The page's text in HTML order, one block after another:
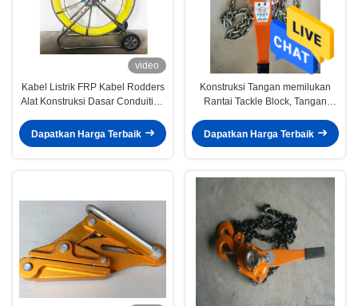
video
Kabel Listrik FRP Kabel Rodders
Alat Konstruksi Dasar Conduiting
Dapatkan Harga Terbaik
Konstruksi Tangan memilukan
Rantai Tackle Block, Tangan
Dapatkan Harga Terbaik